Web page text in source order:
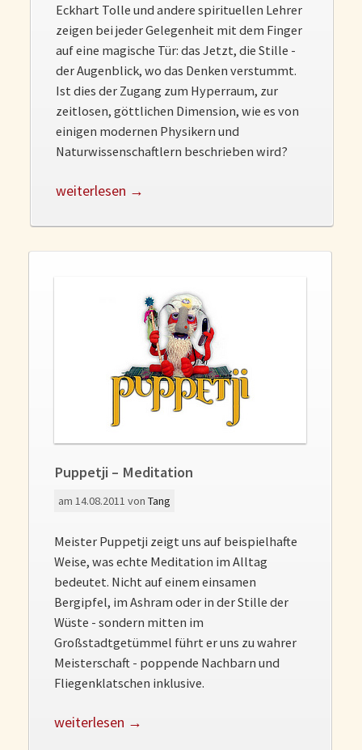
Die zwei Leben des Herrn Richie
Shop
Tang
Kontakt
Eckhart Tolle und andere spirituellen Lehrer
zeigen bei jeder Gelegenheit mit dem Finger
auf eine magische Tür: das Jetzt, die Stille -
der Augenblick, wo das Denken verstummt.
Ist dies der Zugang zum Hyperraum, zur
zeitlosen, göttlichen Dimension, wie es von
einigen modernen Physikern und
Naturwissenschaftlern beschrieben wird?
weiterlesen →
Puppetji – Meditation
am 14.08.2011 von Tang
Meister Puppetji zeigt uns auf beispielhafte
Weise, was echte Meditation im Alltag
bedeutet. Nicht auf einem einsamen
Bergipfel, im Ashram oder in der Stille der
Wüste - sondern mitten im
Großstadtgetümmel führt er uns zu wahrer
Meisterschaft - poppende Nachbarn und
Fliegenklatschen inklusive.
weiterlesen →